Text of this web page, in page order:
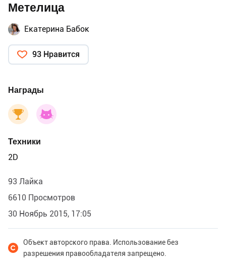
Метелица
Екатерина Бабок
93 Нравится
Награды
Техники
2D
93 Лайка
6610 Просмотров
30 Ноябрь 2015, 17:05
Объект авторского права. Использование без
разрешения правообладателя запрещено.